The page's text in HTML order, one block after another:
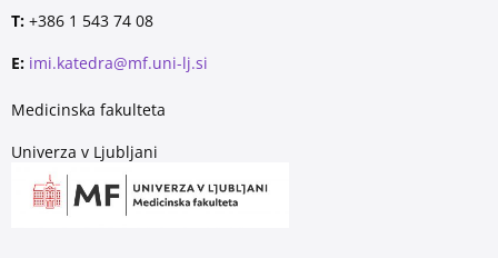
T: +386 1 543 74 08
E: imi.katedra@mf.uni-lj.si
Medicinska fakulteta
Univerza v Ljubljani